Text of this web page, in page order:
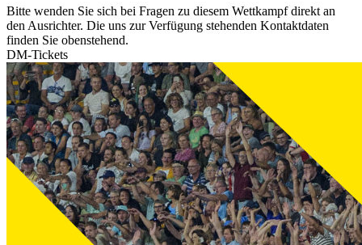
Bitte wenden Sie sich bei Fragen zu diesem Wettkampf direkt an
den Ausrichter. Die uns zur Verfügung stehenden Kontaktdaten
finden Sie obenstehend.
DM-Tickets